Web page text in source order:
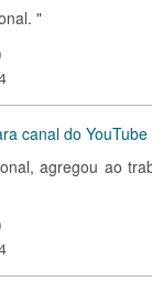
"
canal do YouTube
agregou ao